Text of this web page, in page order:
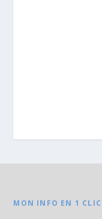
MON INFO EN 1 CLIC